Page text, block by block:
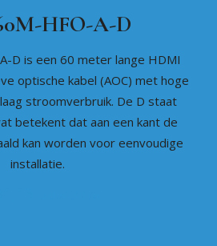
HFO-A-D
D is een 60 meter lange HDMI
optische kabel (AOC) met hoge
stroomverbruik. De D staat
betekent dat aan een kant de
kan worden voor eenvoudige
installatie.